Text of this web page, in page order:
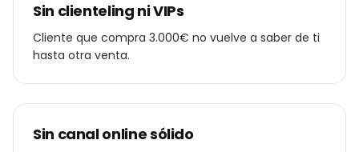
Sin clienteling ni VIPs
Cliente que compra 3.000€ no vuelve a saber de ti
hasta otra venta.
Sin canal online sólido